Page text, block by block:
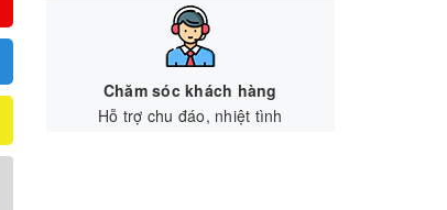
Chăm sóc khách hàng
Hỗ trợ chu đáo, nhiệt tình